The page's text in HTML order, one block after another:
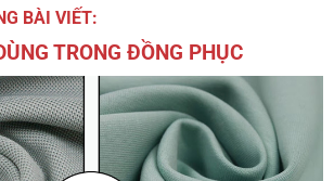
BÀI VIẾT:
TRONG ĐỒNG PHỤC